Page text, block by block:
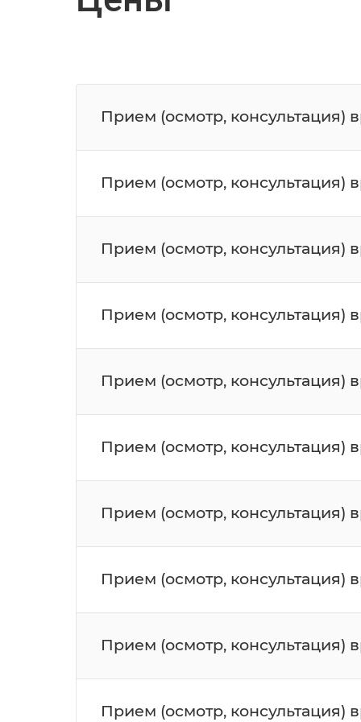
Прием (осмотр, консультация)
Прием (осмотр, консультация)
Прием (осмотр, консультация)
Прием (осмотр, консультация)
Прием (осмотр, консультация)
Прием (осмотр, консультация)
Прием (осмотр, консультация)
Прием (осмотр, консультация)
Прием (осмотр, консультация)
Прием (осмотр, консультация)